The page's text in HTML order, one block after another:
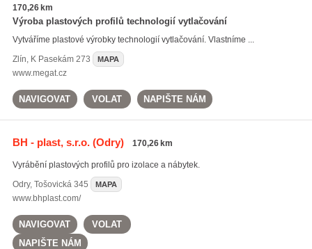
170,26 km
Výroba plastových profilů technologií vytlačování
Vytváříme plastové výrobky technologií vytlačování. Vlastníme ...
Zlín, K Pasekám 273 MAPA
www.megat.cz
NAVIGOVAT VOLAT NAPIŠTE NÁM
BH - plast, s.r.o.(Odry) 170,26 km
Vyrábění plastových profilů pro izolace a nábytek.
Odry, Tošovická 345 MAPA
www.bhplast.com/
NAVIGOVAT
VOLAT
NAPIŠTE NÁM